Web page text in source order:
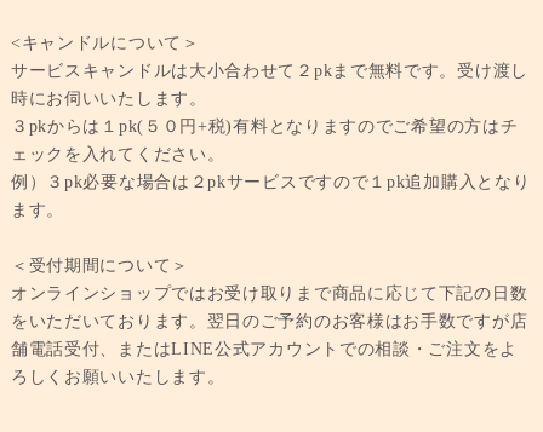
<キャンドルについて＞
サービスキャンドルは大小合わせて２pkまで無料です。受け渡し
時にお伺いいたします。
３pkからは１pk(５０円+税)有料となりますのでご希望の方はチ
ェックを入れてください。
例）３pk必要な場合は２pkサービスですので１pk追加購入となり
ます。
＜受付期間について＞
オンラインショップではお受け取りまで商品に応じて下記の日数
をいただいております。翌日のご予約のお客様はお手数ですが店
舗電話受付、またはLINE公式アカウントでの相談・ご注文をよ
ろしくお願いいたします。